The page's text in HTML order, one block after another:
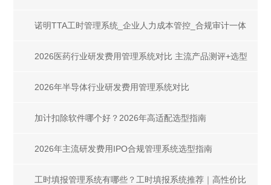
诺明TTA工时管理系统_企业人力成本管控_合规审计一体
化解决方案
2026医药行业研发费用管理系统对比 主流产品测评+选型
指南
2026年半导体行业研发费用管理系统对比
加计扣除软件哪个好？2026年高适配选型指南
2026年主流研发费用IPO合规管理系统选型指南
工时填报管理系统有哪些？工时填报系统推荐｜高性价比